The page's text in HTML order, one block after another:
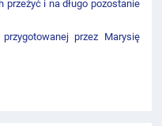
i na długo pozostanie
przez Marysię